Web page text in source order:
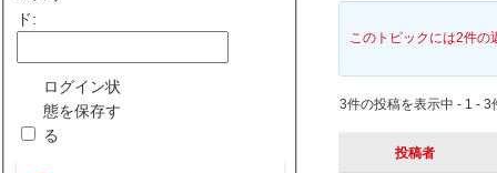
このトピックには2件の
3件の投稿を表示中 - 1 - 3
投稿者
ド:
ログイン状
態を保存す
る